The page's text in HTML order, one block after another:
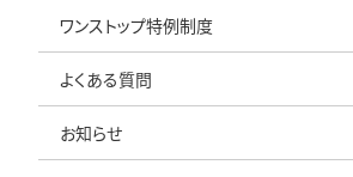
ワンストップ特例制度
よくある質問
お知らせ